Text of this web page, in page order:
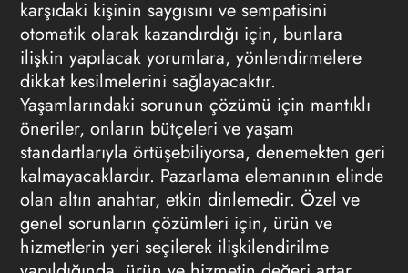
karşıdaki kişinin saygısını ve sempatisini
otomatik olarak kazandırdığı için, bunlara
ilişkin yapılacak yorumlara, yönlendirmelere
dikkat kesilmelerini sağlayacaktır.
Yaşamlarındaki sorunun çözümü için mantıklı
öneriler, onların bütçeleri ve yaşam
standartlarıyla örtüşebiliyorsa, denemekten geri
kalmayacaklardır. Pazarlama elemanının elinde
olan altın anahtar, etkin dinlemedir. Özel ve
genel sorunların çözümleri için, ürün ve
hizmetlerin yeri seçilerek ilişkilendirilme